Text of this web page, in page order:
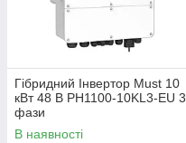
Гібридний Інвертор Must 10
кВт 48 В PH1100-10KL3-EU 3
фази
В наявності